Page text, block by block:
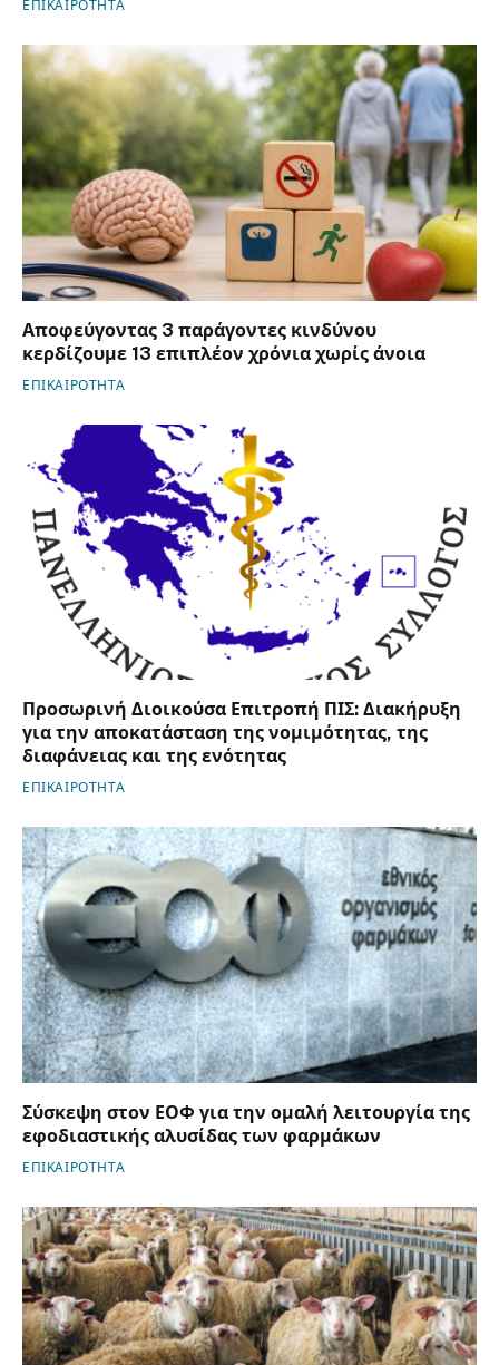
ΕΠΙΚΑΙΡΟΤΗΤΑ
Αποφεύγοντας 3 παράγοντες κινδύνου
κερδίζουμε 13 επιπλέον χρόνια χωρίς άνοια
ΕΠΙΚΑΙΡΟΤΗΤΑ
Προσωρινή Διοικούσα Επιτροπή ΠΙΣ: Διακήρυξη
για την αποκατάσταση της νομιμότητας, της
διαφάνειας και της ενότητας
ΕΠΙΚΑΙΡΟΤΗΤΑ
Σύσκεψη στον ΕΟΦ για την ομαλή λειτουργία της
εφοδιαστικής αλυσίδας των φαρμάκων
ΕΠΙΚΑΙΡΟΤΗΤΑ